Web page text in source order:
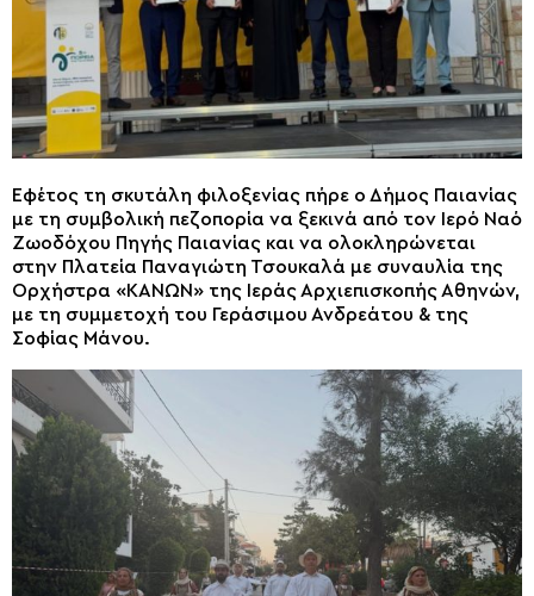
Εφέτος τη σκυτάλη φιλοξενίας πήρε ο Δήμος Παιανίας
με τη συμβολική πεζοπορία να ξεκινά από τoν Ιερό Ναό
Ζωοδόχου Πηγής Παιανίας και να ολοκληρώνεται
στην Πλατεία Παναγιώτη Τσουκαλά με συναυλία της
Ορχήστρα «ΚΑΝΩΝ» της Ιεράς Αρχιεπισκοπής Αθηνών,
με τη συμμετοχή του Γεράσιμου Ανδρεάτου & της
Σοφίας Μάνου.